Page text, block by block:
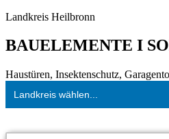
Landkreis Heilbronn
BAUELEMENTE I
Haustüren, Insektenschutz,
Landkreis wählen...